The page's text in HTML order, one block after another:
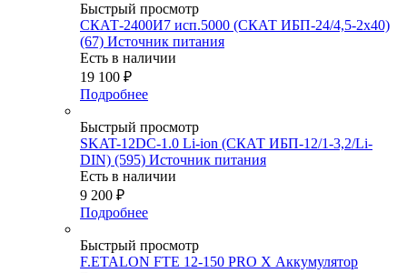
Быстрый просмотр
СКАТ-2400И7 исп.5000 (СКАТ ИБП-24/4,5-2x40)
(67) Источник питания
Есть в наличии
19 100 ₽
Подробнее
Быстрый просмотр
SKAT-12DC-1.0 Li-ion (СКАТ ИБП-12/1-3,2/Li-
DIN) (595) Источник питания
Есть в наличии
9 200 ₽
Подробнее
Быстрый просмотр
F.ETALON FTE 12-150 PRO X Аккумулятор